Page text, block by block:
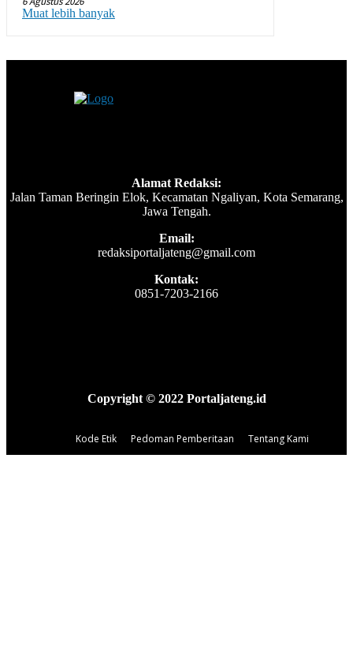
Muat lebih banyak
Alamat Redaksi:
Jalan Taman Beringin Elok, Kecamatan Ngaliyan, Kota Semarang,
Jawa Tengah.
Email:
redaksiportaljateng@gmail.com
Kontak:
0851-7203-2166
Copyright © 2022 Portaljateng.id
Kode Etik Pedoman Pemberitaan Tentang Kami